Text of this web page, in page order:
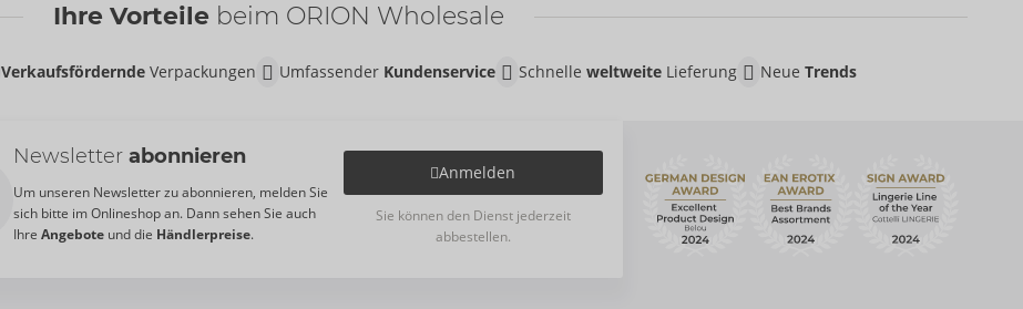
Ihre Vorteile beim ORION Wholesale
VerkaufsförderndeVerpackungen Umfassender Kundenservice Schnelle weltweiteLieferung Neue Trends
Newsletter abonnieren
Um unseren Newsletter zu abonnieren, melden Sie
sich bitte im Onlineshop an. Dann sehen Sie auch
Ihre Angebote und die Händlerpreise.
Anmelden
Sie können den Dienst jederzeit
abbestellen.